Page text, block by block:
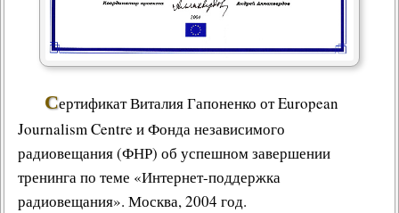
СертификатВиталия Гапоненко отEuropean
Journalism Centre иФонда независимого
радиовещания(ФНР) об успешном завершении
тренинга по теме «Интернет-поддержка
радиовещания». Москва, 2004 год.